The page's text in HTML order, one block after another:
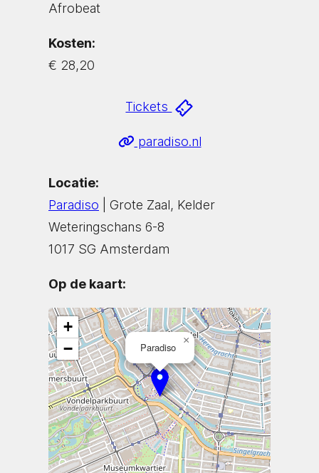
Afrobeat
Kosten:
€ 28,20
Tickets
paradiso.nl
Locatie:
Paradiso | Grote Zaal, Kelder
Weteringschans 6-8
1017 SG Amsterdam
Op de kaart:
Paradiso
×
+
−